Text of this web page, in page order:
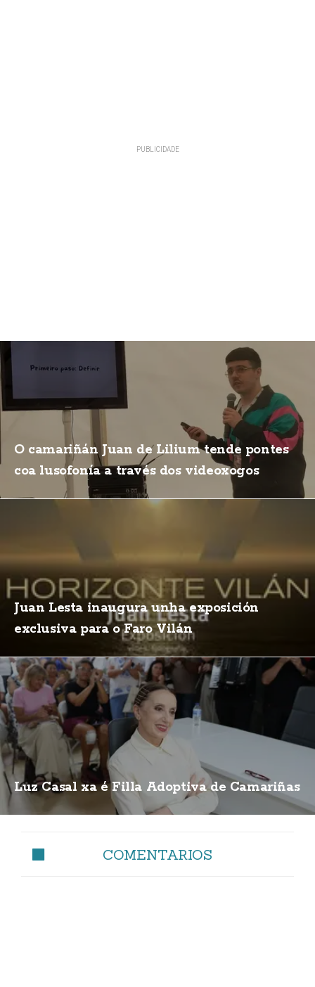
O camariñán Juan de Lilium tende pontes
coa lusofonía a través dos videoxogos
Juan Lesta inaugura unha exposición
exclusiva para o Faro Vilán
Luz Casal xa é Filla Adoptiva de Camariñas
COMENTARIOS